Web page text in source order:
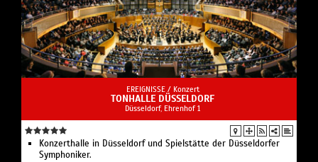
EREIGNISSE / Konzert
TONHALLE DÜSSELDORF
Düsseldorf, Ehrenhof 1
Konzerthalle in Düsseldorf und Spielstätte der Düsseldorfer
Symphoniker.